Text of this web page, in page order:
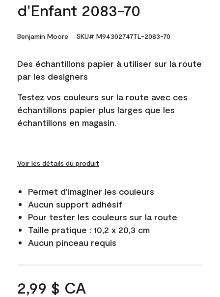
d'Enfant 2083-70
Benjamin Moore SKU# M94302747TL-2083-70
Des échantillons papier à utiliser sur la route
par les designers
Testez vos couleurs sur la route avec ces
échantillons papier plus larges que les
échantillons en magasin.
Voir les détails du produit
Permet d’imaginer les couleurs
Aucun support adhésif
Pour tester les couleurs sur la route
Taille pratique : 10,2 x 20,3 cm
Aucun pinceau requis
2,99 $ CA